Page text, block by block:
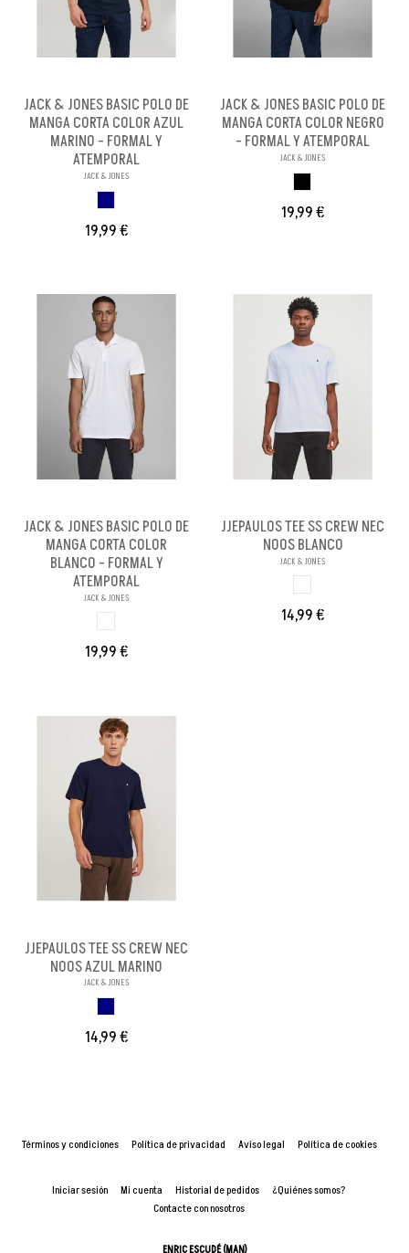
JACK & JONES BASIC POLO DE
MANGA CORTA COLOR AZUL
MARINO - FORMAL Y
ATEMPORAL
JACK & JONES
19,99 €
JACK & JONES BASIC POLO DE
MANGA CORTA COLOR NEGRO
- FORMAL Y ATEMPORAL
JACK & JONES
19,99 €
JACK & JONES BASIC POLO DE
MANGA CORTA COLOR
BLANCO - FORMAL Y
ATEMPORAL
JACK & JONES
19,99 €
JJEPAULOS TEE SS CREW NEC
NOOS BLANCO
JACK & JONES
14,99 €
JJEPAULOS TEE SS CREW NEC
NOOS AZUL MARINO
JACK & JONES
14,99 €
Términos y condiciones Política de privacidad Aviso legal Política de cookies
Iniciar sesión Mi cuenta Historial de pedidos
¿Quiénes somos?
Contacte con nosotros